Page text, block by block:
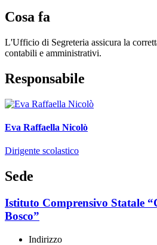
Cosa fa
L'Ufficio di Segreteria assicura la
contabili e amministrativi.
Responsabile
Eva Raffaella Nicolò
Dirigente scolastico
Sede
Istituto Comprensivo Statale
Bosco”
Indirizzo